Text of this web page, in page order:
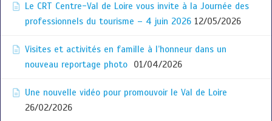
Le CRT Centre-Val de Loire vous invite à la Journée des
professionnels du tourisme – 4 juin 2026 12/05/2026
Visites et activités en famille à l’honneur dans un
nouveau reportage photo
01/04/2026
Une nouvelle vidéo pour promouvoir le Val de Loire
26/02/2026